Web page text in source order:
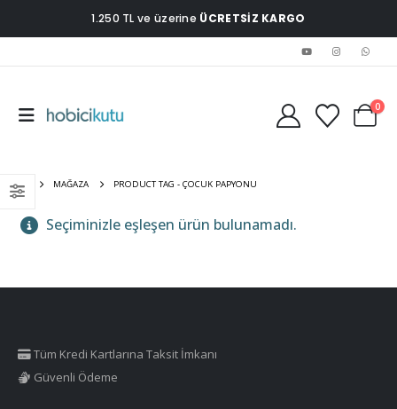
1.250 TL ve üzerine ÜCRETSİZ KARGO
0
EV MAĞAZA PRODUCT TAG - ÇOCUK PAPYONU
Seçiminizle eşleşen ürün bulunamadı.
Tüm Kredi Kartlarına Taksit İmkanı
Güvenli Ödeme